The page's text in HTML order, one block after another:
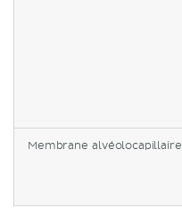
Membrane alvéolocapillaire